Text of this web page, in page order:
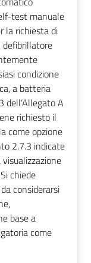
test manuale
la richiesta di
defibrillatore
condizione
a batteria
dell’Allegato A
richiesto il
come opzione
2.7.3 indicate
chiede
considerarsi
base a
come